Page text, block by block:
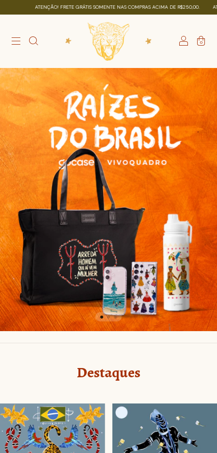
FRETE GRÁTIS SOMENTE NAS COMPRAS ACIMA DE R$250,00. ATENÇÃO! FRETE
0
Destaques